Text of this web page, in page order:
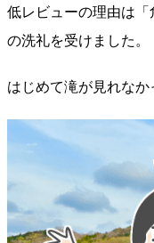
低レビューの理由は
の洗礼を受けました。
はじめて滝が見れなか